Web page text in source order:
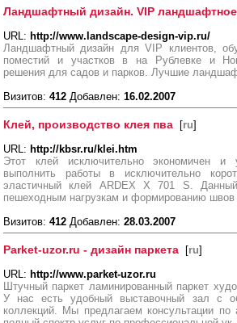
Ландшафтный дизайн. VIP
URL: http://www.landscape-design-vip.ru/
Ландшафтный дизайн для VIP клиентов,
поместий и участков в на Рублевке и
решения для садов и парков. Лучшие
Визитов: 412 Добавлен: 16.02.2007
Клей, производство клея пва [ru]
URL: http://kbsr.ru/klei.htm
Этот клей исключительно экономичен
выполнить работы в исключительно
эластичный клей ARDEX X 701 S. Данный
пешеходным нагрузкам и формированию швов
Визитов: 412 Добавлен: 28.03.2007
Parket-uzor.ru - дизайн паркета [ru]
URL: http://www.parket-uzor.ru
Штучный паркет ламинированный паркет
У нас есть удобный выставочный зал с
коллекций. Мы предлагаем консультации по